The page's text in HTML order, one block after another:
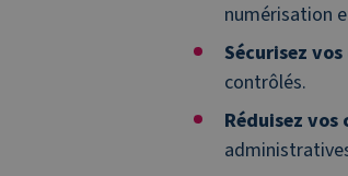
numérisation
Sécurisez
contrôlés.
Réduisez